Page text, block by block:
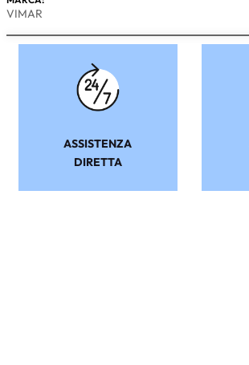
VIMAR
ASSISTENZA
DIRETTA